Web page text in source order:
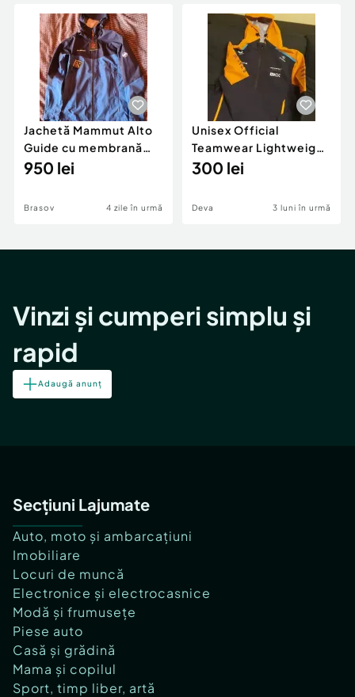
Servicii
Animale de companie
Afaceri și echipamente profesionale
Inchiriere Bunuri si Vehicule
Utilaje agricole si industriale
Piese auto si accesorii
Dacia Duster
Jachetă Mammut Alto
Guide cu membrană
GORE-TEX®
950 lei
Brasov 4 zile în urmă
Unisex Official
Teamwear Lightweight
Rain Jacket F1
300 lei
Deva 3 luni în urmă
Vinzi și cumperi simplu și
rapid
Adaugă anunț
Secțiuni Lajumate
Auto, moto și ambarcațiuni
Imobiliare
Locuri de muncă
Electronice și electrocasnice
Modă și frumusețe
Piese auto
Casă și grădină
Mama și copilul
Sport, timp liber, artă